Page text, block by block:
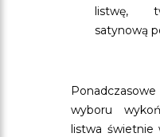
listwę,
satynową
wyboru
listwa świetnie